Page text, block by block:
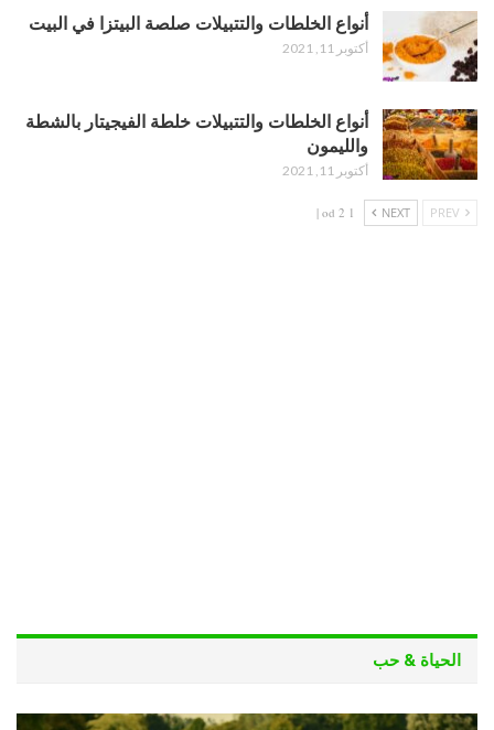
أنواع الخلطات والتتبيلات صلصة البيتزا في البيت
أكتوبر 11, 2021
أنواع الخلطات والتتبيلات خلطة الفيجيتار بالشطة
والليمون
أكتوبر 11, 2021
NEXT
1 od 2 |
الحياة & حب